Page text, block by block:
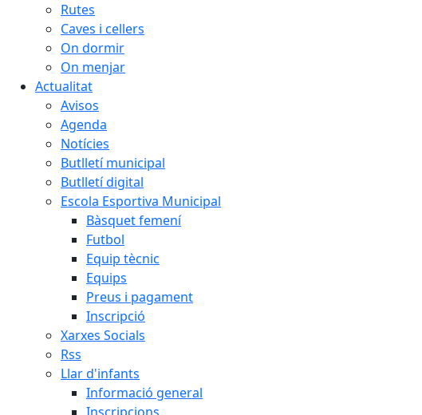
Rutes
Caves i cellers
On dormir
On menjar
Actualitat
Avisos
Agenda
Notícies
Butlletí municipal
Butlletí digital
Escola Esportiva Municipal
Bàsquet femení
Futbol
Equip tècnic
Equips
Preus i pagament
Inscripció
Xarxes Socials
Rss
Llar d'infants
Informació general